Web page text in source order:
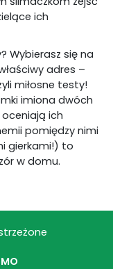
ich
Wybierasz się na
adres –
miłosne testy!
imiona dwóch
ich
pomiędzy nimi
gierkami!) to
w domu.